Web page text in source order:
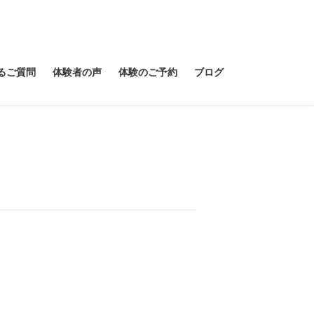
ご質問 体験者の声 体験のご予約 ブログ